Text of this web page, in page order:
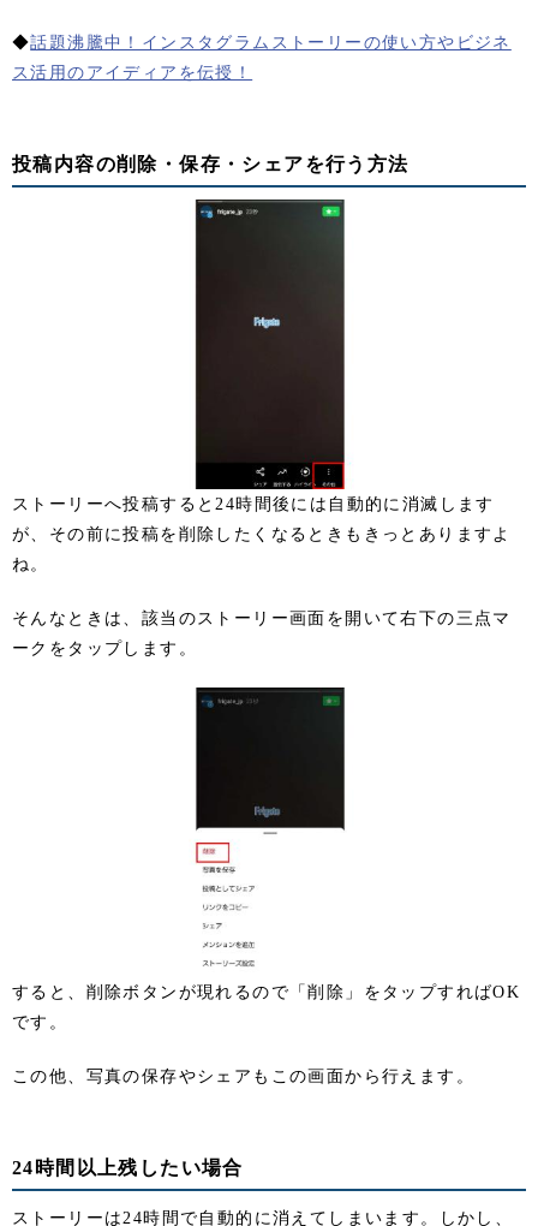
◆話題沸騰中！インスタグラムストーリーの使い方やビジネ
ス活用のアイディアを伝授！
投稿内容の削除・保存・シェアを行う方法
ストーリーへ投稿すると24時間後には自動的に消滅します
が、その前に投稿を削除したくなるときもきっとありますよ
ね。
そんなときは、該当のストーリー画面を開いて右下の三点マ
ークをタップします。
すると、削除ボタンが現れるので「削除」をタップすればOK
です。
この他、写真の保存やシェアもこの画面から行えます。
24時間以上残したい場合
ストーリーは24時間で自動的に消えてしまいます。しかし、